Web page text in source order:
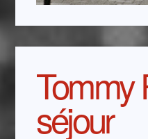
Tommy
séjour